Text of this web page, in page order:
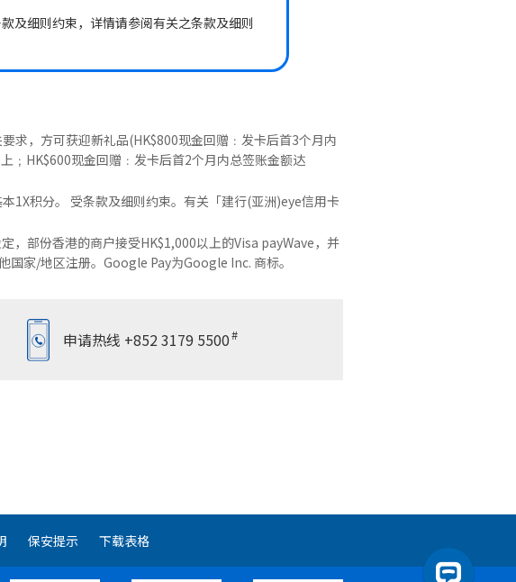
及细则约束，详情请参阅有关之条款及细则
求，方可获迎新礼品(HK$800现金回赠﹕发卡后首3个月内
﹔HK$600现金回赠﹕发卡后首2个月内总签账金额达
1X积分。 受条款及细则约束。有关「建行(亚洲)eye信用卡
，部份香港的商户接受HK$1,000以上的Visa payWave，并
家/地区注册。Google Pay为Google Inc. 商标。
申请热线 +852 3179 5500#
保安提示 下载表格